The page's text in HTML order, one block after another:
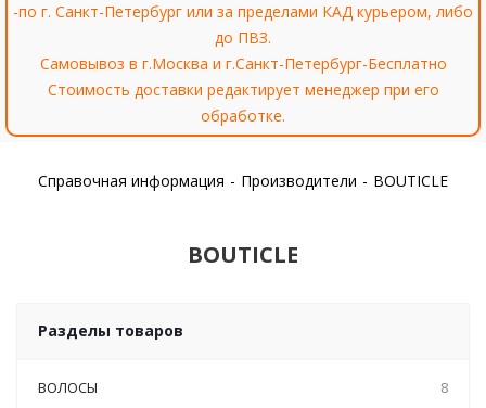
-по г. Санкт-Петербург или за пределами КАД курьером, либо
до ПВЗ.
Самовывоз в г.Москва и г.Санкт-Петербург-Бесплатно
Стоимость доставки редактирует менеджер при его
обработке.
Справочная информация - Производители - BOUTICLE
BOUTICLE
Разделы товаров
ВОЛОСЫ
8